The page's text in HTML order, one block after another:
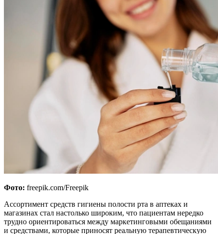
Фото: freepik.com/Freepik
Ассортимент средств гигиены полости рта в аптеках и
магазинах стал настолько широким, что пациентам нередко
трудно ориентироваться между маркетинговыми обещаниями
и средствами, которые приносят реальную терапевтическую